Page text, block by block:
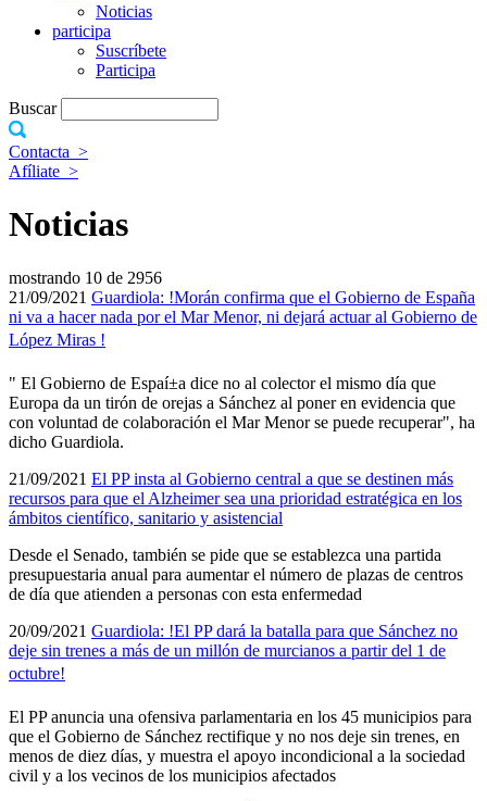
Noticias
participa
Suscríbete
Participa
Buscar
Contacta >
Afíliate >
Noticias
mostrando 10 de 2956
21/09/2021 Guardiola: !Morán confirma que el Gobierno de España
ni va a hacer nada por el Mar Menor, ni dejará actuar al Gobierno de
López Miras !
" El Gobierno de Espaí±a dice no al colector el mismo dí­a que
Europa da un tirón de orejas a Sánchez al poner en evidencia que
con voluntad de colaboración el Mar Menor se puede recuperar", ha
dicho Guardiola.
21/09/2021 El PP insta al Gobierno central a que se destinen más
recursos para que el Alzheimer sea una prioridad estratégica en los
ámbitos cientí­fico, sanitario y asistencial
Desde el Senado, también se pide que se establezca una partida
presupuestaria anual para aumentar el número de plazas de centros
de dí­a que atienden a personas con esta enfermedad
20/09/2021 Guardiola: !El PP dará la batalla para que Sánchez no
deje sin trenes a más de un millón de murcianos a partir del 1 de
octubre!
El PP anuncia una ofensiva parlamentaria en los 45 municipios para
que el Gobierno de Sánchez rectifique y no nos deje sin trenes, en
menos de diez dí­as, y muestra el apoyo incondicional a la sociedad
civil y a los vecinos de los municipios afectados